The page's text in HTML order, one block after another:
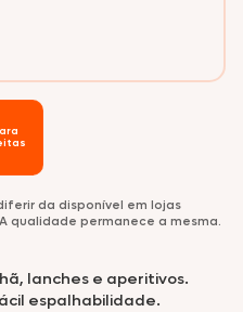
da disponível em lojas
qualidade permanece a mesma.
lanches e aperitivos.
espalhabilidade.